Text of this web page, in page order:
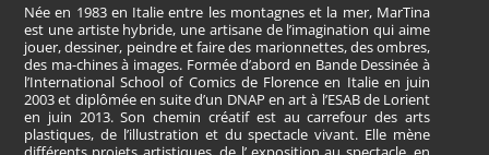
Née en 1983 en Italie entre les montagnes et la mer, MarTina
est une artiste hybride, une artisane de l’imagination qui aime
jouer, dessiner, peindre et faire des marionnettes, des ombres,
des ma-chines à images. Formée d’abord en Bande Dessinée à
l’International School of Comics de Florence en Italie en juin
2003 et diplômée en suite d’un DNAP en art à l’ESAB de Lorient
en juin 2013. Son chemin créatif est au carrefour des arts
plastiques, de l’illustration et du spectacle vivant. Elle mène